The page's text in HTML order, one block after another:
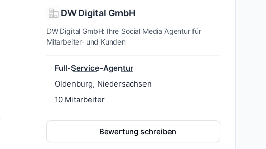
DW Digital GmbH
DW Digital GmbH: Ihre Social Media Agentur für
Mitarbeiter- und Kunden
Full-Service-Agentur
Oldenburg, Niedersachsen
10 Mitarbeiter
Bewertung schreiben